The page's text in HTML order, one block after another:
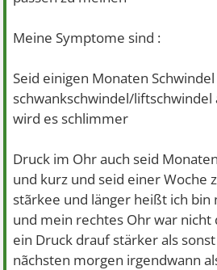
Meine Symptome sind :
Seid einigen Monaten Schwindel
schwankschwindel/
wird es schlimmer
Druck im Ohr auch seid
und kurz und seid einer Woche
stãrkee und länger heißt ich bin
und mein rechtes Ohr war nicht
ein Druck drauf stärker als
nãchsten morgen irgendwann